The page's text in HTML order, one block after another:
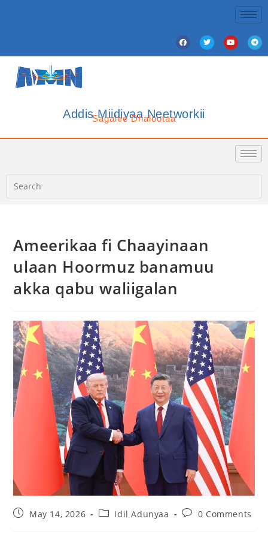
Addis Miidiyaa Neetworkii
Sagalee Dhalootaa
Ameerikaa fi Chaayinaan
ulaan Hoormuz banamuu
akka qabu waliigalan
May 14, 2026 Idil Adunyaa 0 Comments